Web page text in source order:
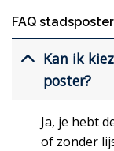
FAQ
Kan ik
poster?
Ja, je hebt
of zonder